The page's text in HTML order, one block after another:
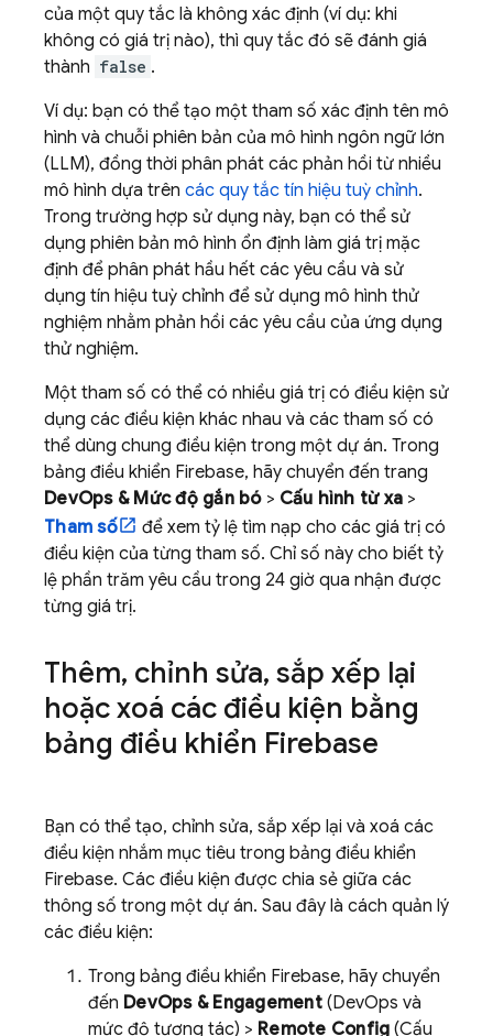
của một quy tắc là không xác định (ví dụ: khi
không có giá trị nào), thì quy tắc đó sẽ đánh giá
thành false .
Ví dụ: bạn có thể tạo một tham số xác định tên mô
hình và chuỗi phiên bản của mô hình ngôn ngữ lớn
(LLM), đồng thời phân phát các phản hồi từ nhiều
mô hình dựa trên các quy tắc tín hiệu tuỳ chỉnh.
Trong trường hợp sử dụng này, bạn có thể sử
dụng phiên bản mô hình ổn định làm giá trị mặc
định để phân phát hầu hết các yêu cầu và sử
dụng tín hiệu tuỳ chỉnh để sử dụng mô hình thử
nghiệm nhằm phản hồi các yêu cầu của ứng dụng
thử nghiệm.
Một tham số có thể có nhiều giá trị có điều kiện sử
dụng các điều kiện khác nhau và các tham số có
thể dùng chung điều kiện trong một dự án. Trong
bảng điều khiển Firebase, hãy chuyển đến trang
DevOps & Mức độ gắn bó> Cấu hình từ xa >
Tham số
để xem tỷ lệ tìm nạp cho các giá trị có
điều kiện của từng tham số. Chỉ số này cho biết tỷ
lệ phần trăm yêu cầu trong 24 giờ qua nhận được
từng giá trị.
Thêm, chỉnh sửa, sắp xếp lại
hoặc xoá các điều kiện bằng
bảng điều khiển Firebase
Bạn có thể tạo, chỉnh sửa, sắp xếp lại và xoá các
điều kiện nhắm mục tiêu trong bảng điều khiển
Firebase. Các điều kiện được chia sẻ giữa các
thông số trong một dự án. Sau đây là cách quản lý
các điều kiện:
Trong bảng điều khiển Firebase, hãy chuyển
đến DevOps & Engagement(DevOps và
mức độ tương tác) > Remote Config (Cấu